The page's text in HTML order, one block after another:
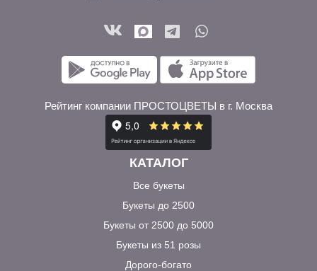
Рейтинг компании ПРОСТОЦВЕТЫ в г. Москва
КАТАЛОГ
Все букеты
Букеты до 2500
Букеты от 2500 до 5000
Букеты из 51 розы
Дорого-богато